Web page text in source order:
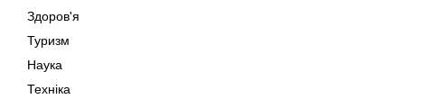
Здоров'я
Туризм
Наука
Техніка